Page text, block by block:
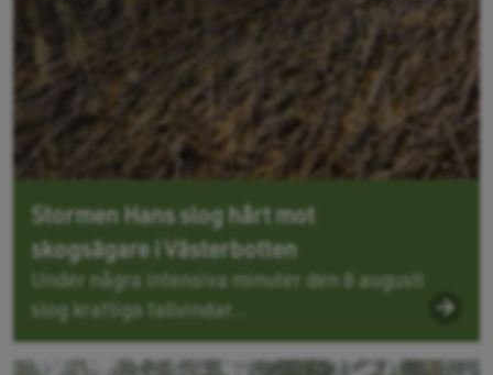
Stormen Hans slog hårt mot
skogsägare i Västerbotten
Under några intensiva minuter den 8 augusti
slog kraftiga fallvindar...